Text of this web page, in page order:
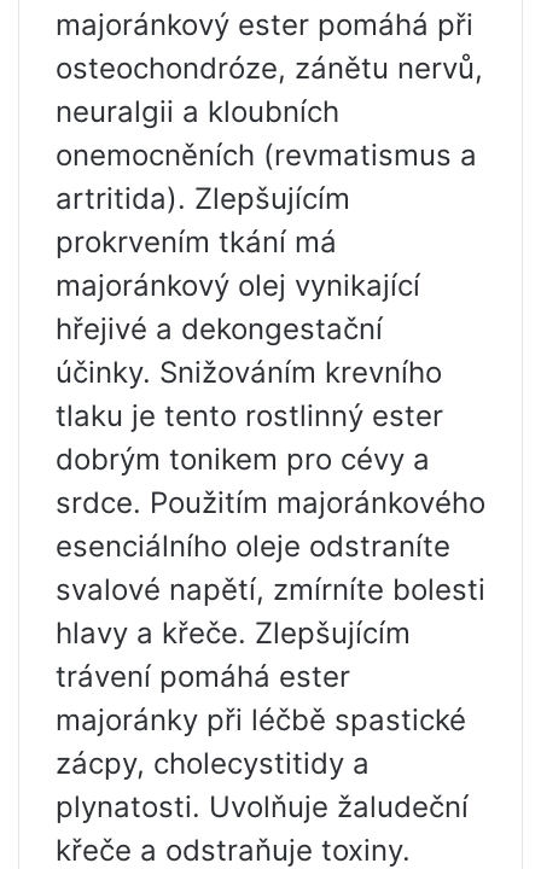
majoránkový ester pomáhá při
osteochondróze, zánětu nervů,
neuralgii a kloubních
onemocněních (revmatismus a
artritida). Zlepšujícím
prokrvením tkání má
majoránkový olej vynikající
hřejivé a dekongestační
účinky. Snižováním krevního
tlaku je tento rostlinný ester
dobrým tonikem pro cévy a
srdce. Použitím majoránkového
esenciálního oleje odstraníte
svalové napětí, zmírníte bolesti
hlavy a křeče. Zlepšujícím
trávení pomáhá ester
majoránky při léčbě spastické
zácpy, cholecystitidy a
plynatosti. Uvolňuje žaludeční
křeče a odstraňuje toxiny.